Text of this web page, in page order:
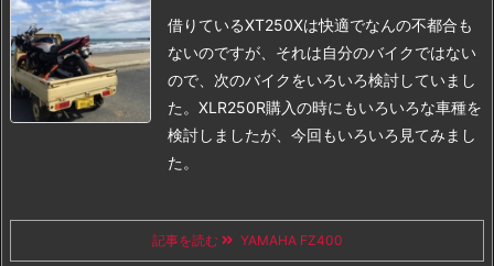
借りているXT250Xは快適でなんの不都合も
ないのですが、それは自分のバイクではない
ので、次のバイクをいろいろ検討していまし
た。 XLR250R購入の時にもいろいろな車種を
検討しましたが、今回もいろいろ見てみまし
た。
記事を読む YAMAHA FZ400